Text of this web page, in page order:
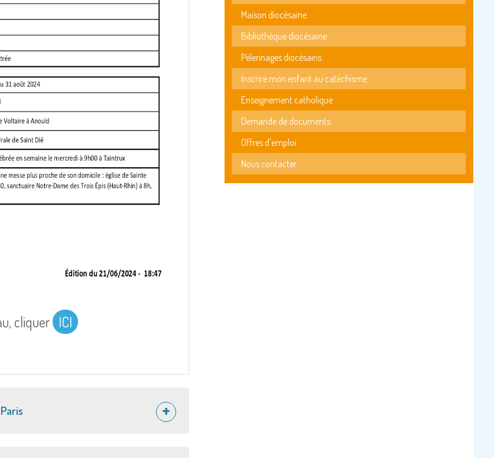
cliquer ICI
Maison diocésaine
Bibliothèque diocésaine
Pèlerinages diocésains
Inscrire mon enfant au catéchisme
Enseignement catholique
Demande de documents
Offres d'emploi
Nous contacter